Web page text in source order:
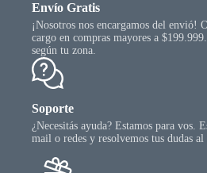
Envío Gratis
¡Nosotros nos encargamos del envió!
cargo en compras mayores a
según tu zona.
Soporte
¿Necesitás ayuda? Estamos para vos.
mail o redes y resolvemos tus dudas al